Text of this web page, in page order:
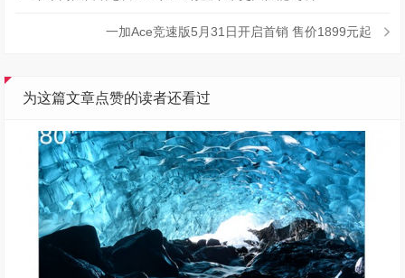
一加Ace竞速版5月31日开启首销 售价1899元起
为这篇文章点赞的读者还看过